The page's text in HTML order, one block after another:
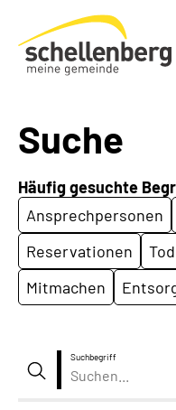
Gemeinde Schellenberg Startseite
Suche
Häufig gesuchte
Ansprechpersonen
Reservationen
Mitmachen
Suchbegriff